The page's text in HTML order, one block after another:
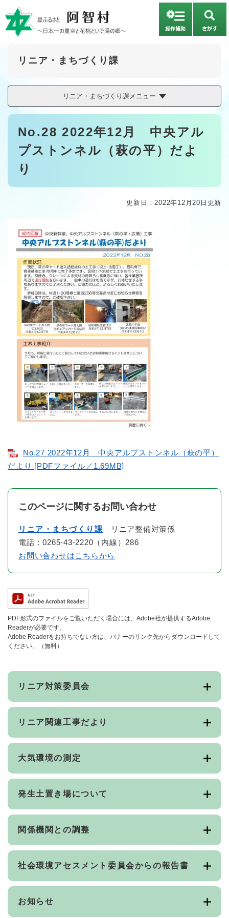
ー
ジ
が
リニア・まちづくり課
リニア・まちづくり課メニュー
本
No.28 2022年12月 中央アル
プストンネル（萩の平）だよ
り
更新日：2022年12月20日更新
No.27 2022年12月 中央アルプストンネル（萩の平）
だより [PDFファイル／1.69MB]
このページに関するお問い合わせ
リニア・まちづくり課 リニア整備対策係
電話：0265-43-2220（内線）286
お問い合わせはこちらから
PDF形式のファイルをご覧いただく場合には、Adobe社が提供するAdobe
Readerが必要です。
Adobe Readerをお持ちでない方は、バナーのリンク先からダウンロードして
ください。（無料）
リニア対策委員会
リニア関連工事だより
大気環境の測定
発生土置き場について
関係機関との調整
社会環境アセスメント委員会からの報告書
お知らせ